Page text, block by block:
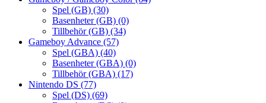
Spel (GB) (30)
Basenheter (GB) (0)
Tillbehör (GB) (34)
Gameboy Advance (57)
Spel (GBA) (40)
Basenheter (GBA) (0)
Tillbehör (GBA) (17)
Nintendo DS (77)
Spel (DS) (69)